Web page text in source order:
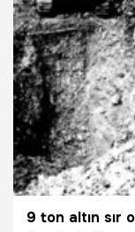
31.05.2022